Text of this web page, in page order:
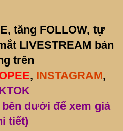
tăng FOLLOW, tự
LIVESTREAM bán
trên
, INSTAGRAM,
dưới để xem giá
tiết)